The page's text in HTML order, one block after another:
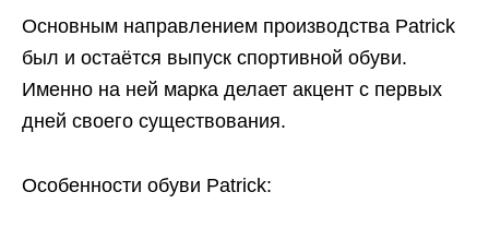
Основным направлением производства Patrick
был и остаётся выпуск спортивной обуви.
Именно на ней марка делает акцент с первых
дней своего существования.
Особенности обуви Patrick: